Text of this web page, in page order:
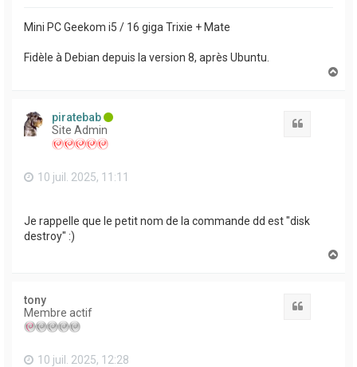
Mini PC Geekom i5 / 16 giga Trixie + Mate
Fidèle à Debian depuis la version 8, après Ubuntu.
piratebab
Site Admin
10 juil. 2025, 11:11
Je rappelle que le petit nom de la commande dd est "disk
destroy" :)
tony
Membre actif
10 juil. 2025, 12:28